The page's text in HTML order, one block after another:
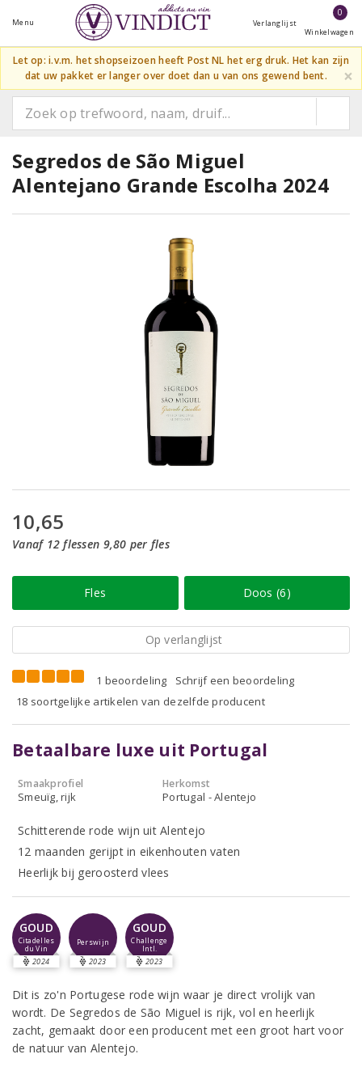
Menu Verlanglijst
0
Winkelwagen
Let op: i.v.m. het shopseizoen heeft Post NL het erg druk. Het kan zijn
dat uw pakket er langer over doet dan u van ons gewend bent.
×
Segredos de São Miguel
Alentejano Grande Escolha 2024
10,65
Vanaf 12 flessen 9,80 per fles
Fles Doos (6)
Op verlanglijst
1 beoordeling
Schrijf een beoordeling
18 soortgelijke artikelen van dezelfde producent
Betaalbare luxe uit Portugal
Smaakprofiel
Smeuïg, rijk
Herkomst
Portugal - Alentejo
Schitterende rode wijn uit Alentejo
12 maanden gerijpt in eikenhouten vaten
Heerlijk bij geroosterd vlees
GOUD
Citadelles
du Vin
2024
Perswijn
2023
GOUD
Challenge
Intl.
2023
Dit is zo'n Portugese rode wijn waar je direct vrolijk van
wordt. De Segredos de São Miguel is rijk, vol en heerlijk
zacht, gemaakt door een producent met een groot hart voor
de natuur van Alentejo.